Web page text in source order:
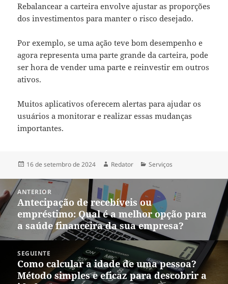
Rebalancear a carteira envolve ajustar as proporções
dos investimentos para manter o risco desejado.
Por exemplo, se uma ação teve bom desempenho e
agora representa uma parte grande da carteira, pode
ser hora de vender uma parte e reinvestir em outros
ativos.
Muitos aplicativos oferecem alertas para ajudar os
usuários a monitorar e realizar essas mudanças
importantes.
Publicado
16 de setembro de 2024 Autor
Redator Categorias
Serviços
Navegação
de
Post
ANTERIOR
Post
anterior:
Antecipação de recebíveis ou
empréstimo: Qual é a melhor opção para
a saúde financeira da sua empresa?
SEGUINTE
Próximo
post:
Como calcular a idade de uma pessoa?
Método simples e eficaz para descobrir a